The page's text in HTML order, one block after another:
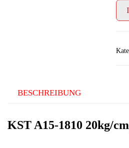
BESCHREIBUNG
KST A15-1810 20kg/